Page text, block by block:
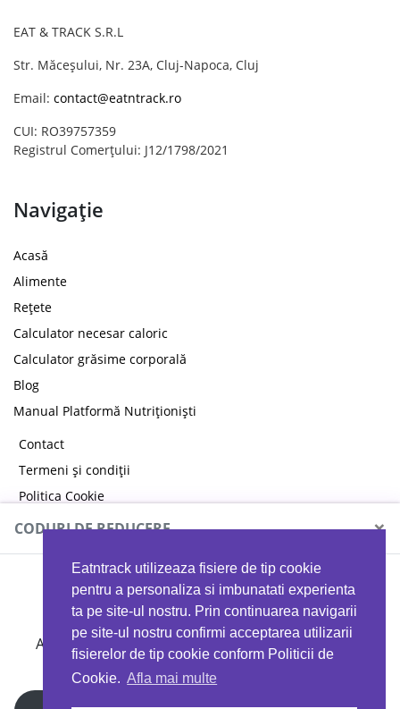
Eatntrack utilizeaza fisiere de tip cookie
pentru a personaliza si imbunatati experienta
ta pe site-ul nostru. Prin continuarea navigarii
pe site-ul nostru confirmi acceptarea utilizarii
fisierelor de tip cookie conform Politicii de
Cookie. Afla mai multe
EAT & TRACK S.R.L
Str. Măceșului, Nr. 23A, Cluj-Napoca, Cluj
Email: contact@eatntrack.ro
CUI: RO39757359
Registrul Comerțului: J12/1798/2021
Navigație
Acasă
Alimente
Rețete
Calculator necesar caloric
Calculator grăsime corporală
Blog
Manual Platformă Nutriționiști
Contact
Termeni și condiții
Politica Cookie
Politica de confidențialitate
CODURI DE REDUCERE ×
MYPROTEIN
Ai 40%reducere la orice comandă folosind codul
EATTRACK